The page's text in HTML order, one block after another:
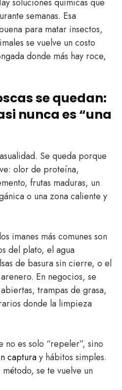
semanas. Esa
para matar insectos,
se vuelve un costo
donde más hay roce,
se quedan:
nunca es “una
Se queda porque
olor de proteína,
frutas maduras, un
o una zona caliente y
imanes más comunes son
del plato, el agua
de basura sin cierre, o el
En negocios, se
trampas de grasa,
donde la limpieza
no es solo “repeler”, sino
capturay hábitos simples.
se te vuelve un